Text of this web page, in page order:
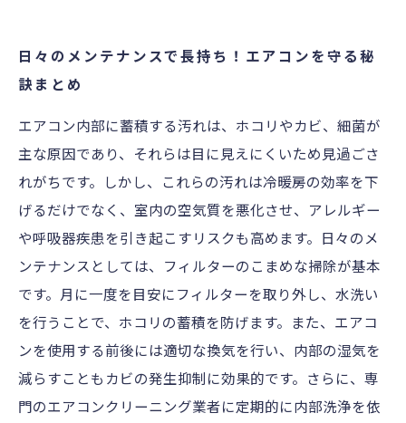
日々のメンテナンスで長持ち！エアコンを守る秘
訣まとめ
エアコン内部に蓄積する汚れは、ホコリやカビ、細菌が
主な原因であり、それらは目に見えにくいため見過ごさ
れがちです。しかし、これらの汚れは冷暖房の効率を下
げるだけでなく、室内の空気質を悪化させ、アレルギー
や呼吸器疾患を引き起こすリスクも高めます。日々のメ
ンテナンスとしては、フィルターのこまめな掃除が基本
です。月に一度を目安にフィルターを取り外し、水洗い
を行うことで、ホコリの蓄積を防げます。また、エアコ
ンを使用する前後には適切な換気を行い、内部の湿気を
減らすこともカビの発生抑制に効果的です。さらに、専
門のエアコンクリーニング業者に定期的に内部洗浄を依